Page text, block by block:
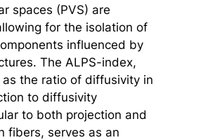
spaces (PVS) are
for the isolation of
influenced by
The ALPS-index,
the ratio of diffusivity in
to diffusivity
to both projection and
fibers, serves as an